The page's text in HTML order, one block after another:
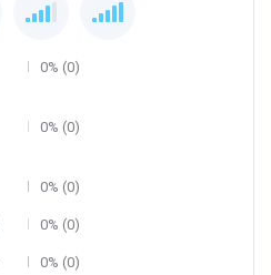
0% (0)
0% (0)
0% (0)
0% (0)
0% (0)